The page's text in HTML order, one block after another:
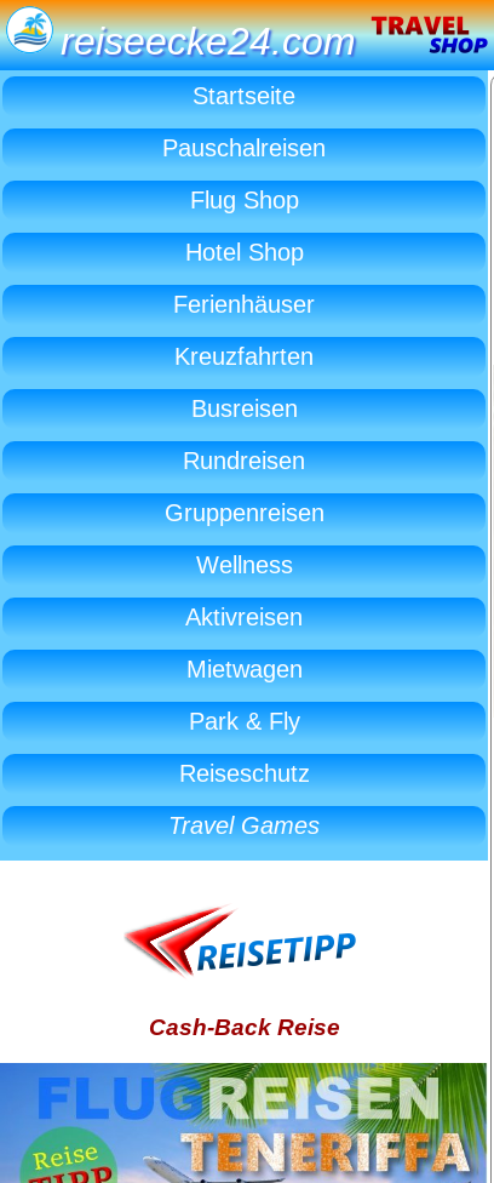
reiseecke24.com
Startseite
Pauschalreisen
Flug Shop
Hotel Shop
Ferienhäuser
Kreuzfahrten
Busreisen
Rundreisen
Gruppenreisen
Wellness
Aktivreisen
Mietwagen
Park & Fly
Reiseschutz
Travel Games
Cash-Back Reise